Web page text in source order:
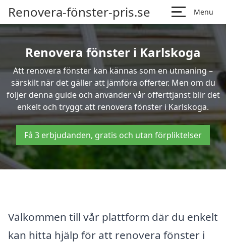
Renovera-fönster-pris.se Menu
Renovera fönster i Karlskoga
Att renovera fönster kan kännas som en utmaning –
särskilt när det gäller att jämföra offerter. Men om du
följer denna guide och använder vår offerttjänst blir det
enkelt och tryggt att renovera fönster i Karlskoga.
Få 3 erbjudanden, gratis och utan förpliktelser
Välkommen till vår plattform där du enkelt
kan hitta hjälp för att renovera fönster i